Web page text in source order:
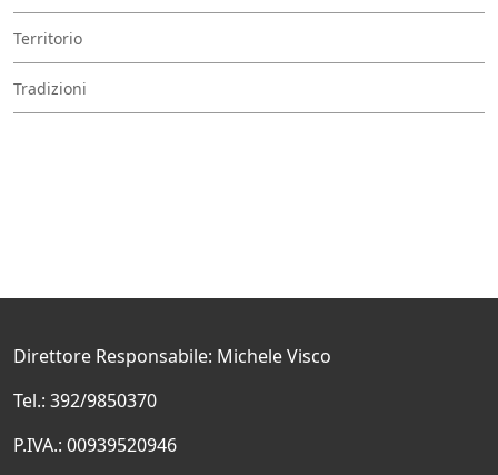
Territorio
Tradizioni
Direttore Responsabile: Michele Visco
Tel.: 392/9850370
P.IVA.: 00939520946